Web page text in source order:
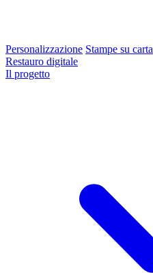
Personalizzazione Stampe su carta
Restauro digitale
Il progetto